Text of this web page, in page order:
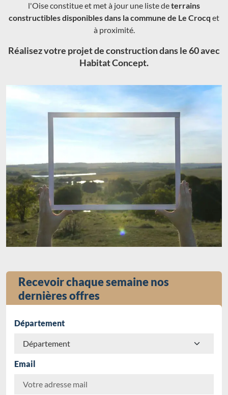
l'Oise constitue et met à jour une liste deterrains
constructibles disponibles dans la commune de Le Crocq et
à proximité.
Réalisez votre projet de construction dans le 60 avec
Habitat Concept.
Recevoir chaque semaine nos
dernières offres
Département
Email